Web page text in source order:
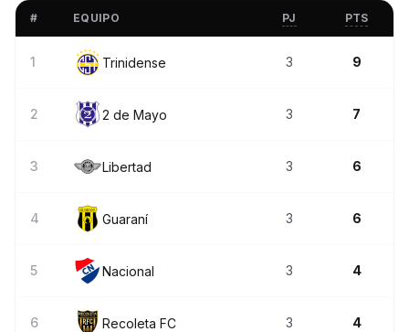
# EQUIPO PJ PTS
1 Trinidense 3 9
2 2 de Mayo 3 7
3 Libertad 3 6
4 Guaraní 3 6
5 Nacional 3 4
6 Recoleta FC 3 4